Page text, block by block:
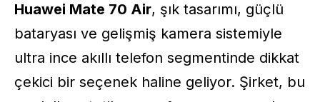
Huawei Mate 70 Air, şık tasarımı, güçlü
bataryası ve gelişmiş kamera sistemiyle
ultra ince akıllı telefon segmentinde dikkat
çekici bir seçenek haline geliyor. Şirket, bu